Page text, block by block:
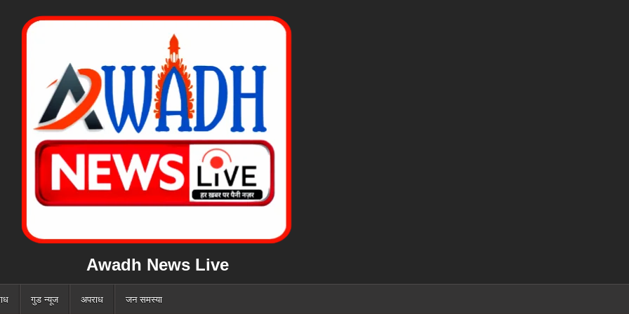
Awadh News Live
गुड न्यूज अपराध जन समस्या